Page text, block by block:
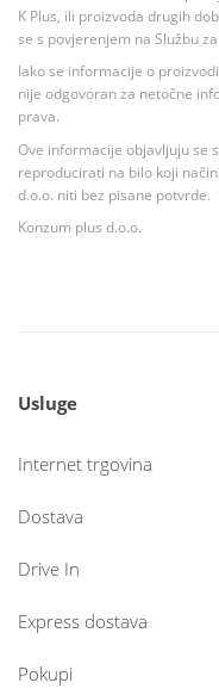
K Plus, ili proizvoda drugih
se s povjerenjem na Službu
Iako se informacije o
nije odgovoran za netočne
prava.
Ove informacije objavljuju se
reproducirati na bilo koji
d.o.o. niti bez pisane potvrde.
Konzum plus d.o.o.
Usluge
Internet trgovina
Dostava
Drive In
Express dostava
Pokupi